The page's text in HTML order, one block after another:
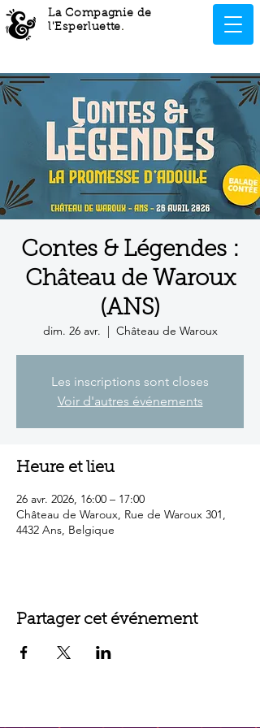
La Compagnie de
l'Esperluette.
Contes & Légendes :
Château de Waroux
(ANS)
dim. 26 avr.
  |
Château de Waroux
Les inscriptions sont closes
Voir d'autres événements
Heure et lieu
26 avr. 2026, 16:00 – 17:00
Château de Waroux, Rue de Waroux 301,
4432 Ans, Belgique
Partager cet événement